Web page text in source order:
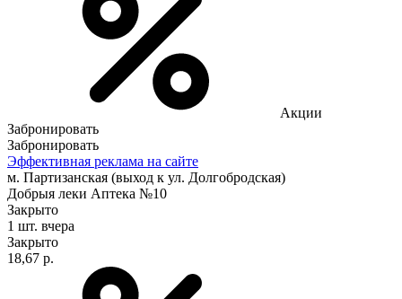
Акции
Забронировать
Забронировать
Эффективная реклама на сайте
м. Партизанская (выход к ул. Долгобродская)
Добрыя леки Аптека №10
Закрыто
1 шт. вчера
Закрыто
18,67 р.